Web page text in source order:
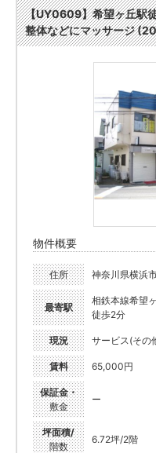
【UY0609】希望ヶ丘駅
整体などにマッサージ
物件概要
住所 神奈川県横浜
最寄駅
相鉄本線希望
徒歩2分
現況 サービス(その
賃料 65,000円
保証金・
敷金
ー
坪面積/
階数
6.72坪/2階